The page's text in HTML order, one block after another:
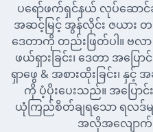
ပရော်ဖက်ရှင်နယ် လုပ်ဆောင်
အဆင့်မြင့် အွန်လိုင်း ဇယား
ဒေတာကို တည်းဖြတ်ပါ။ ဗလာ အ
ဖယ်ရှားခြင်း၊ ဒေတာ အပြေ
ရှာဖွေ & အစားထိုးခြင်း၊ နှင့်
ကို ပံ့ပိုးပေးသည်။ အပြေ
ယုံကြည်စိတ်ချရသော ရလဒ်မျ
အလိုအလျောက်